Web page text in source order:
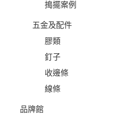
搗擺案例
五金及配件
膠類
釘子
收邊條
線條
品牌館